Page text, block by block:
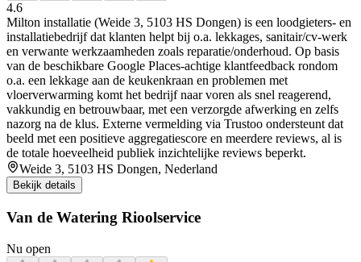
4.6
Milton installatie (Weide 3, 5103 HS Dongen) is een loodgieters- en
installatiebedrijf dat klanten helpt bij o.a. lekkages, sanitair/cv-werk
en verwante werkzaamheden zoals reparatie/onderhoud. Op basis
van de beschikbare Google Places-achtige klantfeedback rondom
o.a. een lekkage aan de keukenkraan en problemen met
vloerverwarming komt het bedrijf naar voren als snel reagerend,
vakkundig en betrouwbaar, met een verzorgde afwerking en zelfs
nazorg na de klus. Externe vermelding via Trustoo ondersteunt dat
beeld met een positieve aggregatiescore en meerdere reviews, al is
de totale hoeveelheid publiek inzichtelijke reviews beperkt.
Weide 3, 5103 HS Dongen, Nederland
Bekijk details
Van de Watering Rioolservice
Nu open